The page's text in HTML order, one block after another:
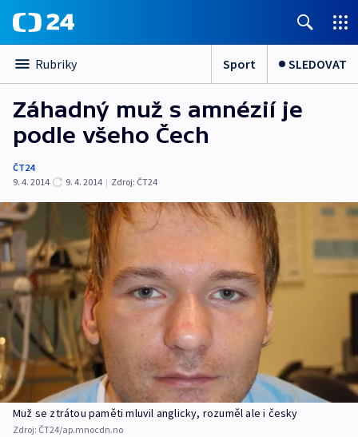
Rubriky Sport SLEDOVAT
Záhadný muž s amnézií je
podle všeho Čech
ČT24
9. 4. 2014
9. 4. 2014 | Zdroj: ČT24
Muž se ztrátou paměti mluvil anglicky, rozuměl ale i česky
Zdroj: ČT24/ap.mnocdn.no